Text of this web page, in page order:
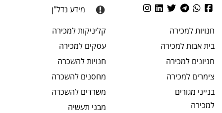
מידע נדל"ן
חנויותלמכירה
בית אבותלמכירה
חניונים למכירה
צימרים למכירה
בנייני מגורים
למכירה
קליניקותלמכירה
עסקים למכירה
חנויותלהשכרה
מחסנים להשכרה
משרדים להשכרה
מבני תעשיה